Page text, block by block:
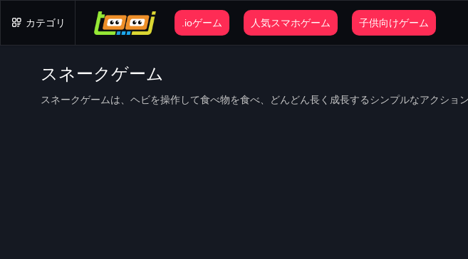
カテゴリ .ioゲーム 人気スマホゲーム 子供向けゲーム
スネークゲーム
スネークゲームは、ヘビを操作して食べ物を食べ、どんどん長く成長するシンプルなアクショ